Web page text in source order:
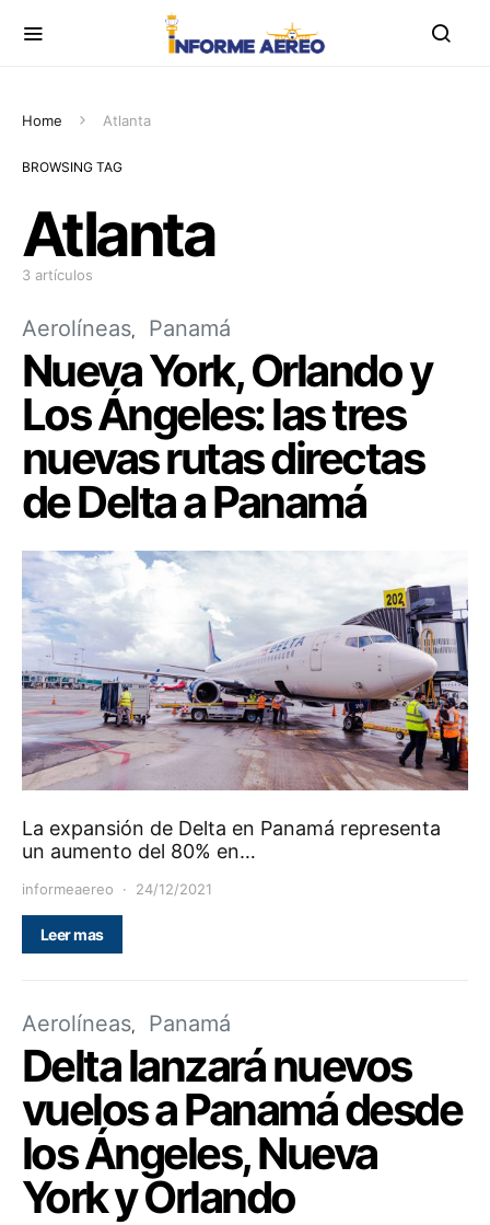
Home Atlanta
BROWSING TAG
Atlanta
3 artículos
Aerolíneas Panamá
Nueva York, Orlando y
Los Ángeles: las tres
nuevas rutas directas
de Delta a Panamá
La expansión de Delta en Panamá representa
un aumento del 80% en…
informeaereo 24/12/2021
Leer mas
Aerolíneas Panamá
Delta lanzará nuevos
vuelos a Panamá desde
los Ángeles, Nueva
York y Orlando